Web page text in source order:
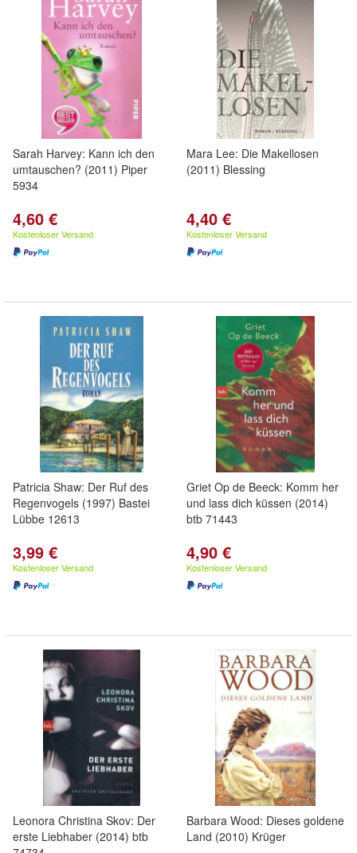
Sarah Harvey: Kann ich den
umtauschen? (2011) Piper
5934
4,60 €
Kostenloser Versand
Mara Lee: Die Makellosen
(2011) Blessing
4,40 €
Kostenloser Versand
Patricia Shaw: Der Ruf des
Regenvogels (1997) Bastei
Lübbe 12613
3,99 €
Kostenloser Versand
Griet Op de Beeck: Komm her
und lass dich küssen (2014)
btb 71443
4,90 €
Kostenloser Versand
Leonora Christina Skov: Der
erste Liebhaber (2014) btb
Barbara Wood: Dieses goldene
Land (2010) Krüger